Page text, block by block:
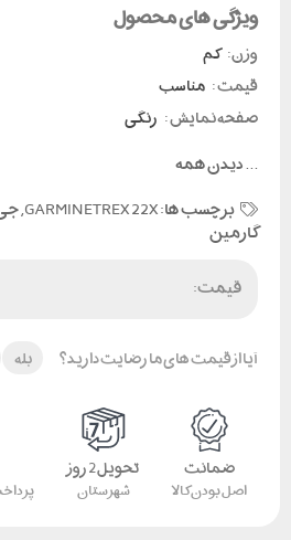
ویژگی های محصول
وزن: کم
قیمت : مناسب
صفحه نمایش : رنگی
...دیدن همه
برچسب ها:GARMIN ETREX 22X
,
گارمین
قیمت:
آیا از قیمت های ما رضایت دارید؟ بله
ضمانت
اصل بودن کالا
تحویل 2 روز
شهرستان